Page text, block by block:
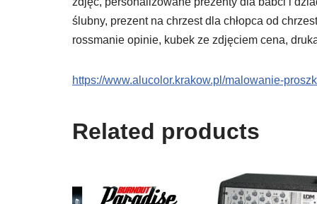
ślubny, prezent na chrzest dla chłopca od
rossmanie opinie, kubek ze zdjęciem cena,
https://www.alucolor.krakow.pl/malowanie-
Related products